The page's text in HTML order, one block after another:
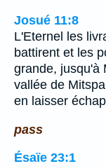
Josué 11:8
L'Eternel les
battirent et les
grande, jusqu'à
vallée de
en laisser
pass
Ésaïe 23:1